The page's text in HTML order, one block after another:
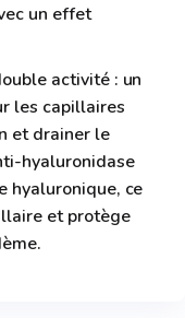
un effet
activité : un
les capillaires
et drainer le
hyaluronidase
hyaluronique, ce
et protège